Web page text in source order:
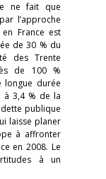
ne fait que
l’approche
France est
de 30 % du
des Trente
de 100 %
longue durée
à 3,4 % de la
publique
laisse planer
à affronter
en 2008. Le
à un